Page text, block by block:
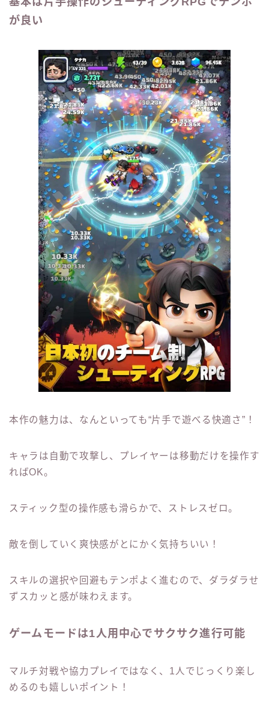
が良い
本作の魅力は、なんといっても“片手で遊べる快適さ”！
キャラは自動で攻撃し、プレイヤーは移動だけを操作す
ればOK。
スティック型の操作感も滑らかで、ストレスゼロ。
敵を倒していく爽快感がとにかく気持ちいい！
スキルの選択や回避もテンポよく進むので、ダラダラせ
ずスカッと感が味わえます。
ゲームモードは1人用中心でサクサク進行可能
マルチ対戦や協力プレイではなく、1人でじっくり楽し
めるのも嬉しいポイント！